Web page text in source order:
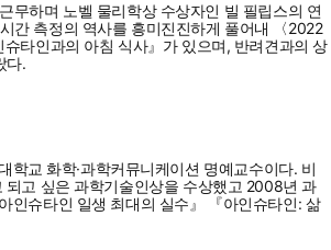
무하며 노벨 물리학상 수상자인 빌 필립스의 연
간 측정의 역사를 흥미진진하게 풀어내 〈2022
타인과의 아침 식사』가 있으며, 반려견과의 상
다.
교 화학·과학커뮤니케이션 명예교수이다. 비
고 싶은 과학기술인상을 수상했고 2008년 과
인슈타인 일생 최대의 실수』 『아인슈타인: 삶